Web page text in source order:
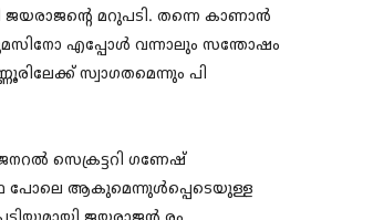
ജയരാജന്റെ മറുപടി. തന്നെ കാണാൻ
എപ്പോൾ വന്നാലും സന്തോഷം
സ്വാഗതമെന്നും പി
സെക്രട്ടറി ഗണേഷ്
പോലെ ആകുമെന്നുൾപ്പെടെയുള്ള